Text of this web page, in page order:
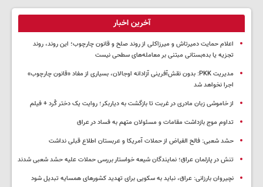
آخرین اخبار
اعلام حمایت دمیرتاش و میرزاکلی از روند صلح و قانون چارچوب؛ این روند، روند
تجزیه یا بده‌بستانی مبتنی بر معامله‌های سطحی نیست
مدیریت PKK: بدون نقش‌آفرینی آزادانه اوجالان، بسیاری از مفاد «قانون چارچوب»
اجرا نخواهد شد
از خاموشی زبان مادری در غربت تا بازگشت به دیاربکر؛ روایت یک دختر کُرد + فیلم
تداوم موج بازداشت مقامات و مسئولان متهم به فساد در عراق
حشد شعبی: فالح الفیاض از حملات آمریکا و عربستان اطلاع قبلی نداشت
تنش در پارلمان عراق؛ نمایندگان شیعه خواستار بررسی حملات علیه حشد شعبی شدند
نچیروان بارزانی: عراق، نباید به سکویی برای تهدید کشورهای همسایه تبدیل شود